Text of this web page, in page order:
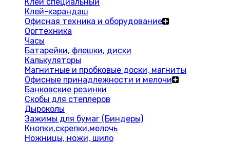
Клей-карандаш
Офисная техника и оборудование
Оргтехника
Часы
Батарейки, флешки, диски
Калькуляторы
Магнитные и пробковые доски, магниты
Офисные принадлежности и мелочи
Банковские резинки
Скобы для степлеров
Дыроколы
Зажимы для бумаг (Биндеры)
Кнопки,скрепки,мелочь
Ножницы, ножи, шило